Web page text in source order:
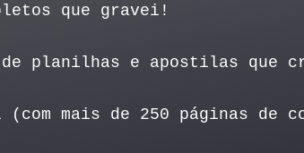
que gravei!
de planilhas e apostilas
mais de 250 páginas de